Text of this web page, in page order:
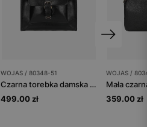
WOJAS / 80348-51
Czarna torebka damska z zewnętrzną kieszenią
499.00 zł
WOJAS /
359.00 zł